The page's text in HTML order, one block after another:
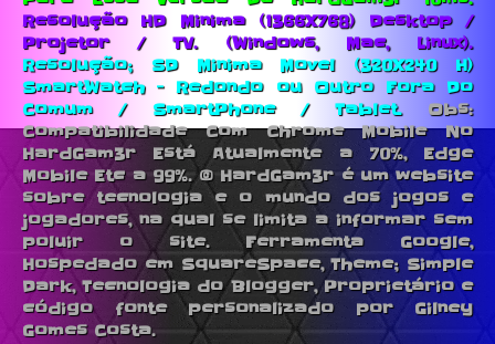
Resolução HD Minima (1366X768) Desktop /
Projetor / TV. (Windows, Mac, Linux).
Resolução; SD Minima Movel (320X240 H)
SmartWatch - Redondo ou Outro Fora Do
Comum / SmartPhone / Tablet.Obs:
Compatibilidade Com Chrome Mobile No
HardGam3r Está Atualmente a 70%, Edge
Mobile Etc a 99%. © HardGam3r é um website
sobre tecnologia e o mundo dos jogos e
jogadores, na qual se limita a informar sem
poluir o site. Ferramenta Google,
Hospedado em SquareSpace, Theme; Simple
Dark, Tecnologia do Blogger, Proprietário e
código fonte personalizado por Gilney
Gomes Costa.